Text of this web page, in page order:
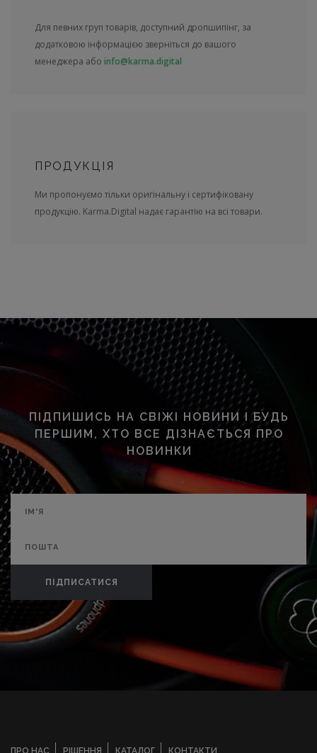
Для певних груп товарів, доступний дропшипінг, за
додатковою інформацією зверніться до вашого
менеджера або info@karma.digital
ПРОДУКЦІЯ
Ми пропонуємо тільки оригінальну і сертифіковану
продукцію. Karma.Digital надає гарантію на всі товари.
ПІДПИШИСЬ НА СВІЖІ НОВИНИ І БУДЬ
ПЕРШИМ, ХТО ВСЕ ДІЗНАЄТЬСЯ ПРО
НОВИНКИ
ПІДПИСАТИСЯ
ПРО НАС РІШЕННЯ КАТАЛОГ КОНТАКТИ